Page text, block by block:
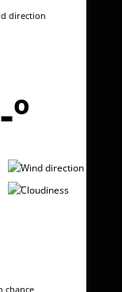
-º
-
-